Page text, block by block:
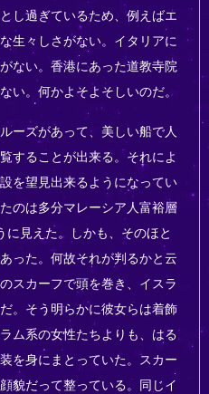
し過ぎているため、例えばエ
生々しさがない。イタリアに
ない。香港にあった道教寺院
い。何かよそよそしいのだ。
ーズがあって、美しい船で人
することが出来る。それによ
を望見出来るようになってい
のは多分マレーシア人富裕層
に見えた。しかも、そのほと
った。何故それが判るかと云
スカーフで頭を巻き、イスラ
。そう明らかに彼女らは着飾
ム系の女性たちよりも、はる
を身にまとっていた。スカー
貌だって整っている。同じイ